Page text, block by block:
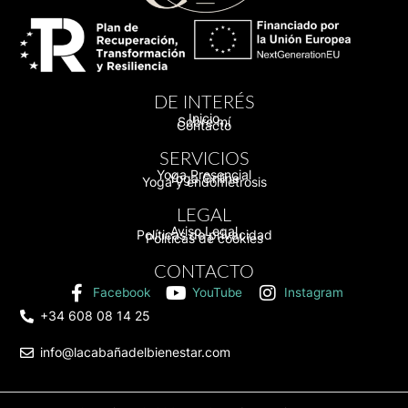
DE INTERÉS
Inicio
Sobre mí
Contacto
SERVICIOS
Yoga Presencial
Yoga Online
Yoga y endometrosis
LEGAL
Aviso Legal
Políticas de privacidad
Políticas de cookies
CONTACTO
Facebook YouTube Instagram
+34 608 08 14 25
info@lacabañadelbienestar.com